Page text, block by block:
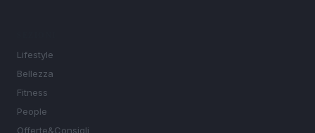
Lifestyle
Bellezza
Fitness
People
Offerte&Consigli